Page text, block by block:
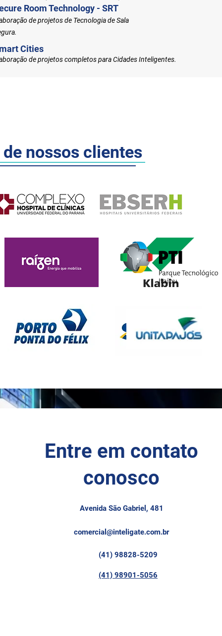
Room Technology - SRT
de projetos de Tecnologia de Sala
Cities
de projetos completos para Cidades Inteligentes.
nossos clientes
Entre em contato
conosco
Avenida São Gabriel, 481
comercial@inteligate.com.br
(41) 98828-5209
(41) 98901-5056